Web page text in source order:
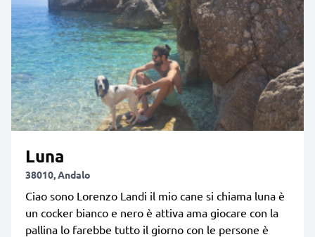
Luna
38010, Andalo
Ciao sono Lorenzo Landi il mio cane si chiama luna è
un cocker bianco e nero è attiva ama giocare con la
pallina lo farebbe tutto il giorno con le persone è